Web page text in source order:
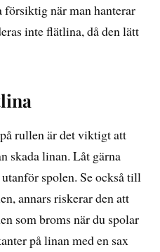
försiktig när man hanterar
inte flätlina, då den lätt
rullen är det viktigt att
skada linan. Låt gärna
spolen. Se också till
annars riskerar den att
som broms när du spolar
på linan med en sax